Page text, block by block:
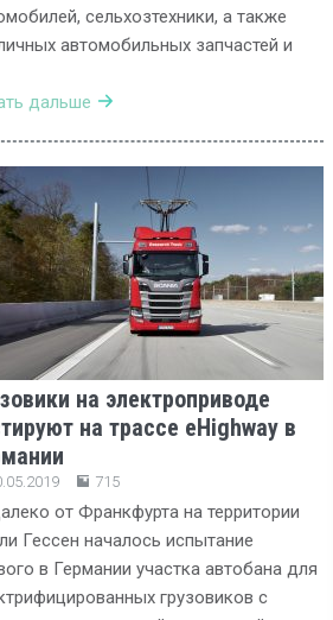
сельхозтехники, а также
автомобильных запчастей и
дальше
на электроприводе
на трассе eHighway в
715
от Франкфурта на территории
Гессен началось испытание
в Германии участка автобана для
грузовиков с